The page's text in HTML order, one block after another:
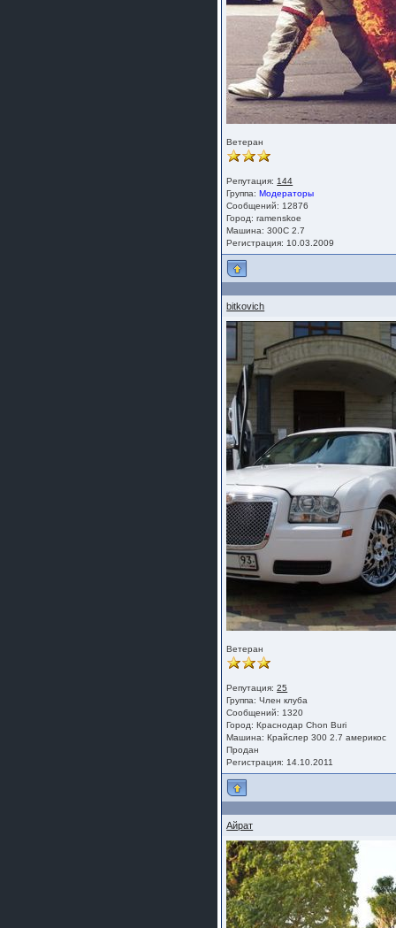
Ветеран
Репутация: 144
Группа:Модераторы
Сообщений: 12876
Город: ramenskoe
Машина: 300C 2.7
Регистрация: 10.03.2009
bitkovich
Ветеран
Репутация:25
Группа:Член клуба
Сообщений: 1320
Город: Краснодар Chon Buri
Машина: Крайслер 300 2.7 америкос
Продан
Регистрация: 14.10.2011
Айрат